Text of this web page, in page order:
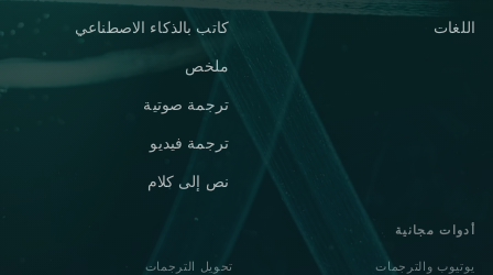
اللغات
كاتب بالذكاء الاصطناعي
ملخص
ترجمة صوتية
ترجمة فيديو
نص إلى كلام
أدوات مجانية
يوتيوب والترجمات تحويل الترجمات